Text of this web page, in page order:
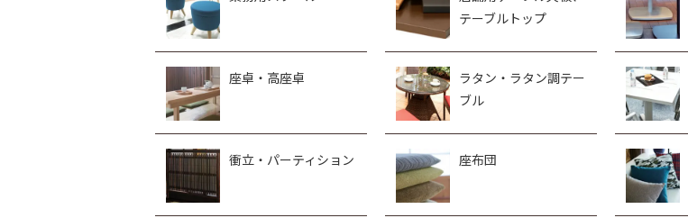
テーブルトップ
座卓・高座卓
ラタン・ラタン調テー
ブル
衝立・パーティション 座布団